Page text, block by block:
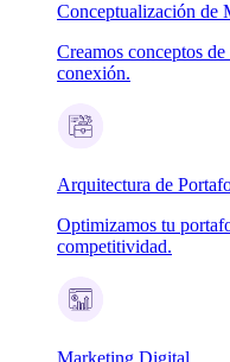
Conceptualización de
Creamos conceptos
conexión.
Arquitectura de
Optimizamos tu
competitividad.